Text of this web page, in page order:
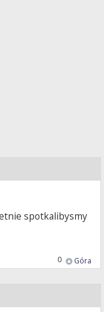
spotkalibysmy
Góra
0